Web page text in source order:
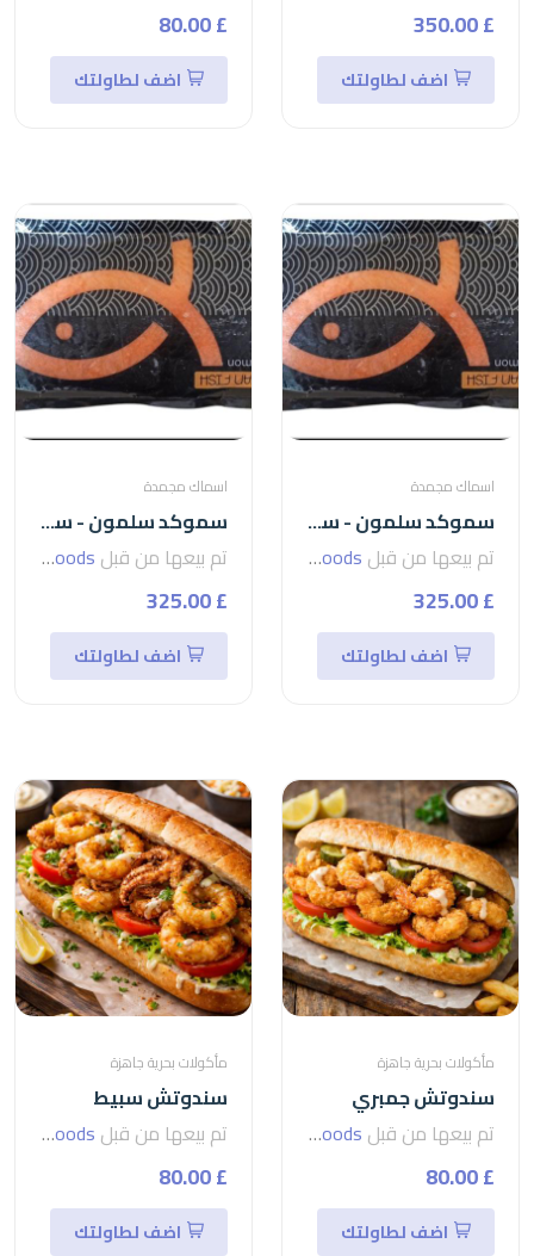
£ 350.00
اضف لطاولتك
£ 80.00
اضف لطاولتك
اسماك مجمدة
سموكد سلمون - سلمون مدخن 200 جرام
تم بيعها من قبل seven foods
£ 325.00
اضف لطاولتك
اسماك مجمدة
سموكد سلمون - سلمون مدخن 200 جرام smoked salmon
تم بيعها من قبل seven foods
£ 325.00
اضف لطاولتك
مأكولات بحرية جاهزة
سندوتش جمبري
تم بيعها من قبل seven foods
£ 80.00
اضف لطاولتك
مأكولات بحرية جاهزة
سندوتش سبيط
تم بيعها من قبل seven foods
£ 80.00
اضف لطاولتك